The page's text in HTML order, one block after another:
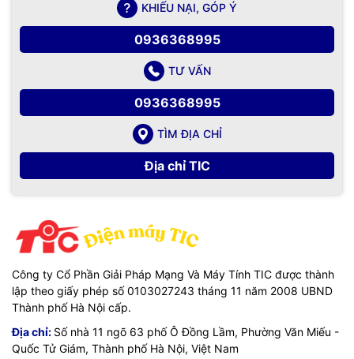
Điện thoại: 0976115555
Email: sales@tic.vn
VegGieg - Kết nối mạnh mẽ, truyền tải hoàn hảo.
– Nhà phân phối và cung cấp giải pháp công nghệ
mạng,
kiện máy tính,Điện máynhư tivi, tủ lạnh, máy giặt, máy hút
ẩm... cùng nhiều thiết bị công nghệ khác.
mang đếnsản phẩm chính hãng, giá tốt, dịch vụ chuyên
nghiệp
, đáp ứng tối đa nhu cầu của doanh nghiệp cũng như
gia đình và cá nhân.
KHIẾU NẠI, GÓP Ý
0936368995
TƯ VẤN
0936368995
TÌM ĐỊA CHỈ
Địa chỉ TIC
Công ty Cổ Phần Giải Pháp Mạng Và Máy Tính TIC được thành
lập theo giấy phép số 0103027243 tháng 11 năm 2008 UBND
Thành phố Hà Nội cấp.
Địa chỉ: Số nhà 11 ngõ 63 phố Ô Đồng Lầm, Phường Văn Miếu -
Quốc Tử Giám, Thành phố Hà Nội, Việt Nam